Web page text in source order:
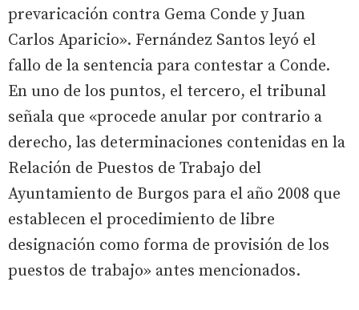
prevaricación contra Gema Conde y Juan
Carlos Aparicio». Fernández Santos leyó el
fallo de la sentencia para contestar a Conde.
En uno de los puntos, el tercero, el tribunal
señala que «procede anular por contrario a
derecho, las determinaciones contenidas en la
Relación de Puestos de Trabajo del
Ayuntamiento de Burgos para el año 2008 que
establecen el procedimiento de libre
designación como forma de provisión de los
puestos de trabajo» antes mencionados.